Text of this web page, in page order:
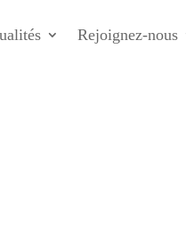
Rejoignez-nous